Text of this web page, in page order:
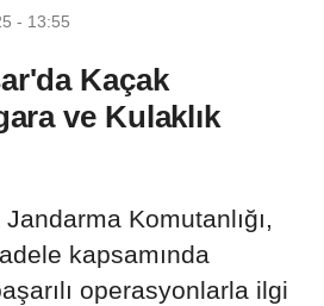
- 13:55
Kaçak
ve Kulaklık
Komutanlığı,
kapsamında
operasyonlarla ilgi